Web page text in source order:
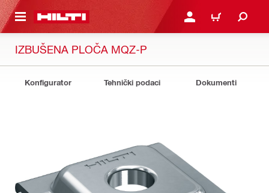
GLAVNI SADRŽAJ PRIJAVI SE ILI SE
KOŠARICA
IZBUŠENA PLOČA MQZ-P
Konfigurator Tehnički podaci Dokumenti